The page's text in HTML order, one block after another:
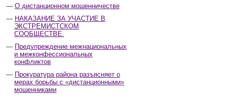
О дистанционном мошенничестве
НАКАЗАНИЕ ЗА УЧАСТИЕ В
ЭКСТРЕМИСТСКОМ
СООБЩЕСТВЕ.
Предупреждение межнациональных
и межконфессиональных
конфликтов
Прокуратура района разъясняет о
мерах борьбы с «дистанционными»
мошенниками